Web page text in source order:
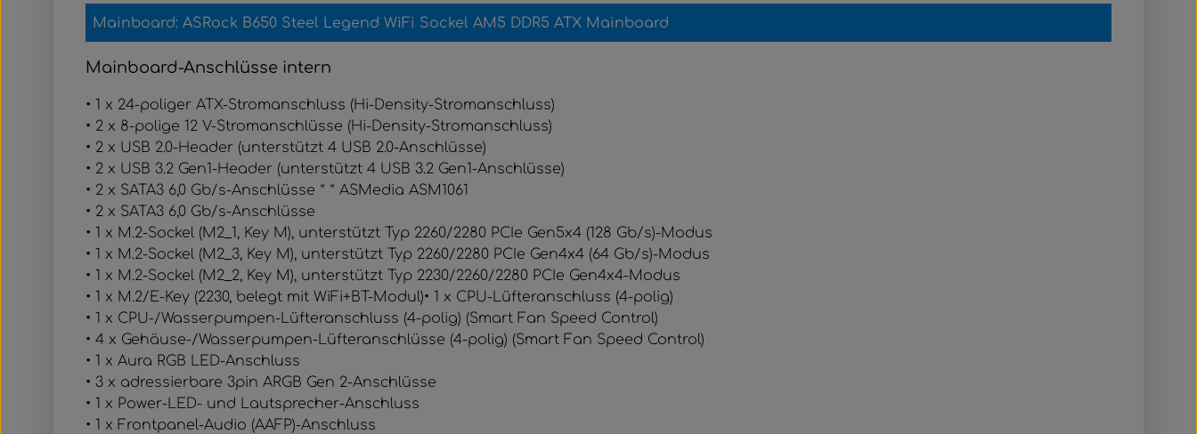
Mainboard: ASRock B650 Steel Legend WiFi Sockel AM5 DDR5 ATX Mainboard
Mainboard-Anschlüsse intern
• 1 x 24-poliger ATX-Stromanschluss (Hi-Density-Stromanschluss)
• 2 x 8-polige 12 V-Stromanschlüsse (Hi-Density-Stromanschluss)
• 2 x USB 2.0-Header (unterstützt 4 USB 2.0-Anschlüsse)
• 2 x USB 3.2 Gen1-Header (unterstützt 4 USB 3.2 Gen1-Anschlüsse)
• 2 x SATA3 6,0 Gb/s-Anschlüsse * * ASMedia ASM1061
• 2 x SATA3 6,0 Gb/s-Anschlüsse
• 1 x M.2-Sockel (M2_1, Key M), unterstützt Typ 2260/2280 PCIe Gen5x4 (128 Gb/s)-Modus
• 1 x M.2-Sockel (M2_3, Key M), unterstützt Typ 2260/2280 PCIe Gen4x4 (64 Gb/s)-Modus
• 1 x M.2-Sockel (M2_2, Key M), unterstützt Typ 2230/2260/2280 PCIe Gen4x4-Modus
• 1 x M.2/​E-Key (2230, belegt mit WiFi+BT-Modul)• 1 x CPU-Lüfteranschluss (4-polig)
• 1 x CPU-/Wasserpumpen-Lüfteranschluss (4-polig) (Smart Fan Speed ​​Control)
• 4 x Gehäuse-/Wasserpumpen-Lüfteranschlüsse (4-polig) (Smart Fan Speed ​​Control)
• 1 x Aura RGB LED-Anschluss
• 3 x adressierbare 3pin ARGB Gen 2-Anschlüsse
• 1 x Power-LED- und Lautsprecher-Anschluss
• 1 x Frontpanel-Audio (AAFP)-Anschluss